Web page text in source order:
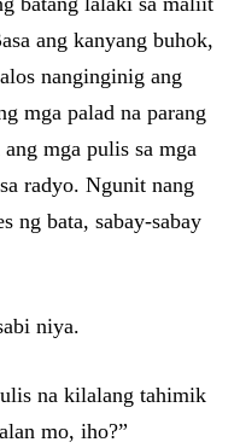
ang kanyang buhok,
nanginginig ang
mga palad na parang
mga pulis sa mga
radyo. Ngunit nang
ng bata, sabay-sabay
niya.
na kilalang tahimik
mo, iho?”